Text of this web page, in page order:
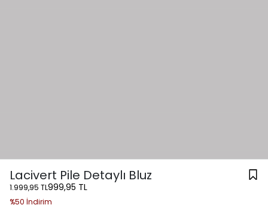
Lacivert Pile Detaylı Bluz
1.999,95 TL999,95 TL
%50 İndirim